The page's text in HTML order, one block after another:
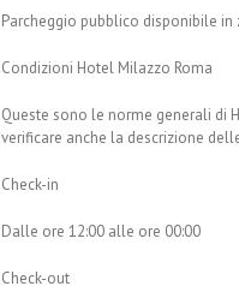
Parcheggio pubblico disponibile
Condizioni Hotel Milazzo Roma
Queste sono le norme generali di
verificare anche la descrizione
Check-in
Dalle ore 12:00 alle ore 00:00
Check-out